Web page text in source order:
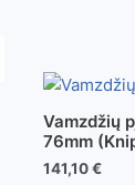
Vamzdžių
76mm
141,10€